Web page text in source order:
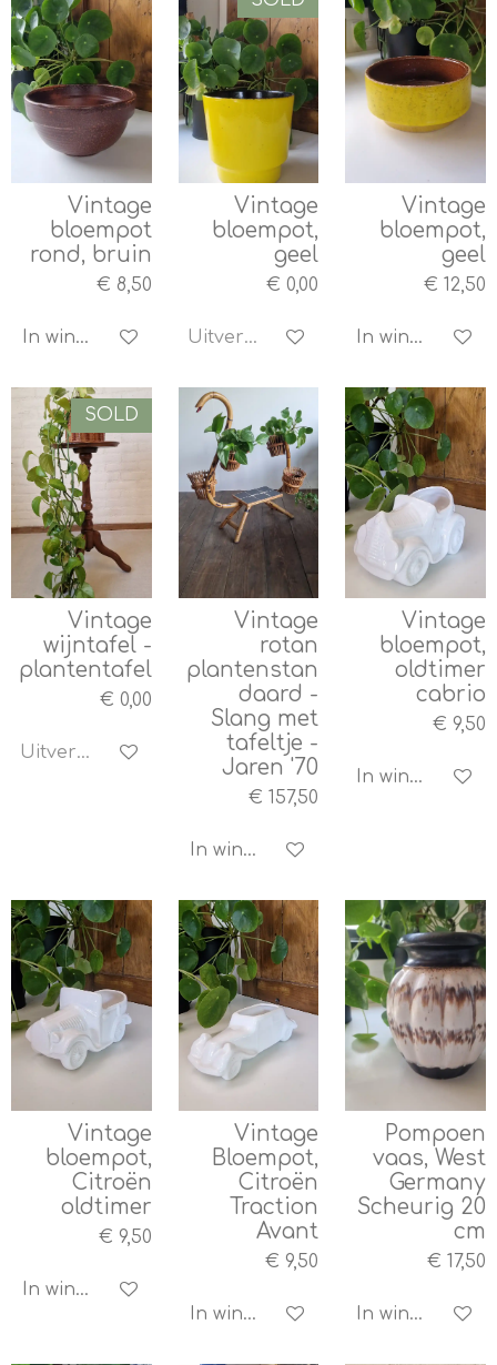
Vintage
bloempot
rond, bruin
€ 8,50
In winkelwagen
Vintage
bloempot,
geel
€ 0,00
Uitverkocht
Vintage
bloempot,
geel
€ 12,50
In winkelwagen
SOLD
Vintage
wijntafel -
plantentafel
€ 0,00
Uitverkocht
Vintage
rotan
plantenstan
daard -
Slang met
tafeltje -
Jaren '70
€ 157,50
In winkelwagen
Vintage
bloempot,
oldtimer
cabrio
€ 9,50
In winkelwagen
Vintage
bloempot,
Citroën
oldtimer
€ 9,50
In winkelwagen
Vintage
Bloempot,
Citroën
Traction
Avant
€ 9,50
In winkelwagen
Pompoen
vaas, West
Germany
Scheurig 20
cm
€ 17,50
In winkelwagen